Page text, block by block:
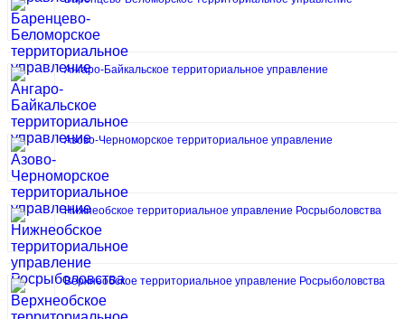
Ангаро-Байкальское территориальное управление
Азово-Черноморское территориальное управление
Нижнеобское территориальное управление Росрыболовства
Верхнеобское территориальное управление Росрыболовства